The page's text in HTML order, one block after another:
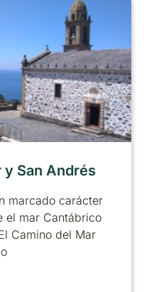
y San Andrés
marcado carácter
el mar Cantábrico
Camino del Mar